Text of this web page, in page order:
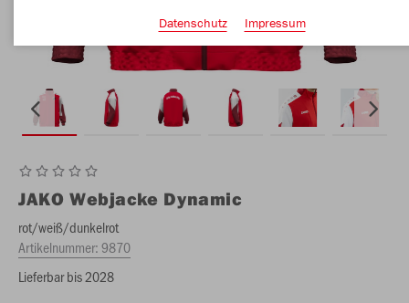
JAKO Webjacke Dynamic
rot/weiß/dunkelrot
Artikelnummer:9870
Lieferbar bis 2028
Datenschutz
Impressum